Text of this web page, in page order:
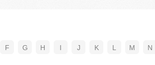
F G H I J K L M N